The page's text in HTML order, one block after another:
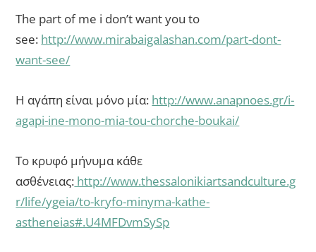
The part of me i don’t want you to
see: http://www.mirabaigalashan.com/part-dont-
want-see/
Η αγάπη είναι μόνο μία: http://www.anapnoes.gr/i-
agapi-ine-mono-mia-tou-chorche-boukai/
Το κρυφό μήνυμα κάθε
ασθένειας: http://www.thessalonikiartsandculture.g
r/life/ygeia/to-kryfo-minyma-kathe-
astheneias#.U4MFDvmSySp